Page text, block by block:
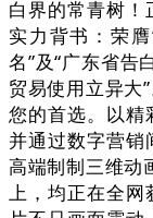
白界的常青树！
实力背书：荣
名”及“广东省告
贸易使用立异大
您的首选。以精
并通过数字营销
高端制制三维动
上，均正在全网